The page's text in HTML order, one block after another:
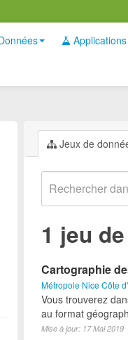
Applications
Jeux de
1 jeu
Cartographie
Métropole Nice Côte
Vous trouverez
au format
Mise à jour: 17 Mai 2019